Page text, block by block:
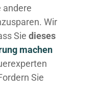
andere
Wir
Sie dieses
machen
Sie